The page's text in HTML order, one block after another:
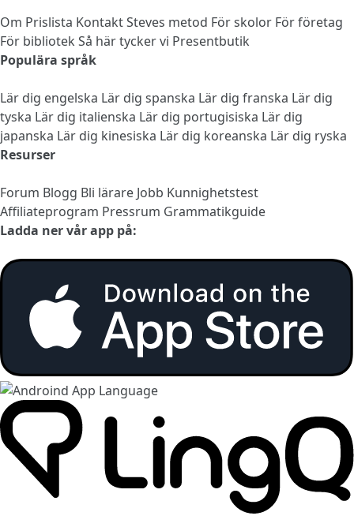
Om Prislista KontaktSteves metod För skolor För företag
För bibliotek Så här tycker vi Presentbutik
Populära språk
Lär dig engelska Lär dig spanska Lär dig franska Lär dig
tyska Lär dig italienska Lär dig portugisiska Lär dig
japanska Lär dig kinesiska Lär dig koreanska Lär dig ryska
Resurser
Forum Blogg Bli lärare Jobb Kunnighetstest
Affiliateprogram Pressrum Grammatikguide
Ladda ner vår app på: